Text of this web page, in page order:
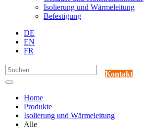
Isolierung und Wärmeleitung
Befestigung
DE
EN
FR
Kontakt
Home
Produkte
Isolierung und Wärmeleitung
Alle